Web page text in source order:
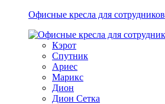
Офисные кресла для сотрудников
Кэрот
Спутник
Ариес
Марикс
Дион
Дион Сетка